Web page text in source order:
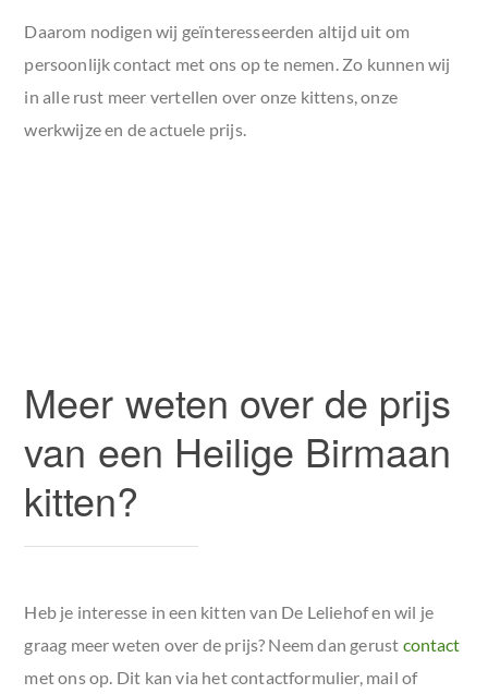
Daarom nodigen wij geïnteresseerden altijd uit om
persoonlijk contact met ons op te nemen. Zo kunnen wij
in alle rust meer vertellen over onze kittens, onze
werkwijze en de actuele prijs.
Meer weten over de prijs
van een Heilige Birmaan
kitten?
Heb je interesse in een kitten van De Leliehof en wil je
graag meer weten over de prijs? Neem dan gerust contact
met ons op. Dit kan via het contactformulier, mail of